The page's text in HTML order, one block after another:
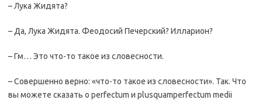
– Лука Жидята?
– Да, Лука Жидята. Феодосий Печерский? Илларион?
– Гм… Это что-то такое из словесности.
– Совершенно верно: «что-то такое из словесности». Так. Что
вы можете сказать о perfectum и plusquamperfectum medii